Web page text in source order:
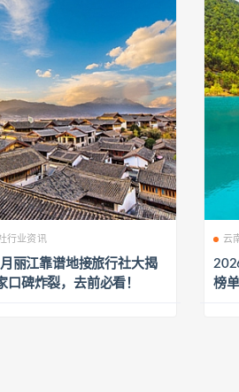
行业资讯
丽江靠谱地接旅行社大揭
口碑炸裂，去前必看！
云
榜单